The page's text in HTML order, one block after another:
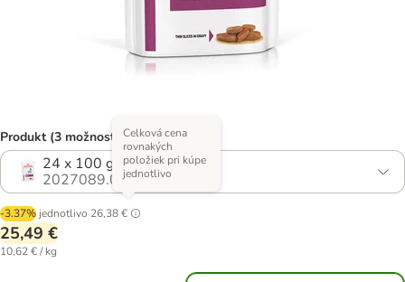
Produkt (3 možností)
24 x 100 g
2027089.0
-3.37% jednotlivo 26,38 €
Celková cena
rovnakých
položiek pri kúpe
jednotlivo
25,49 €
10,62 € / kg